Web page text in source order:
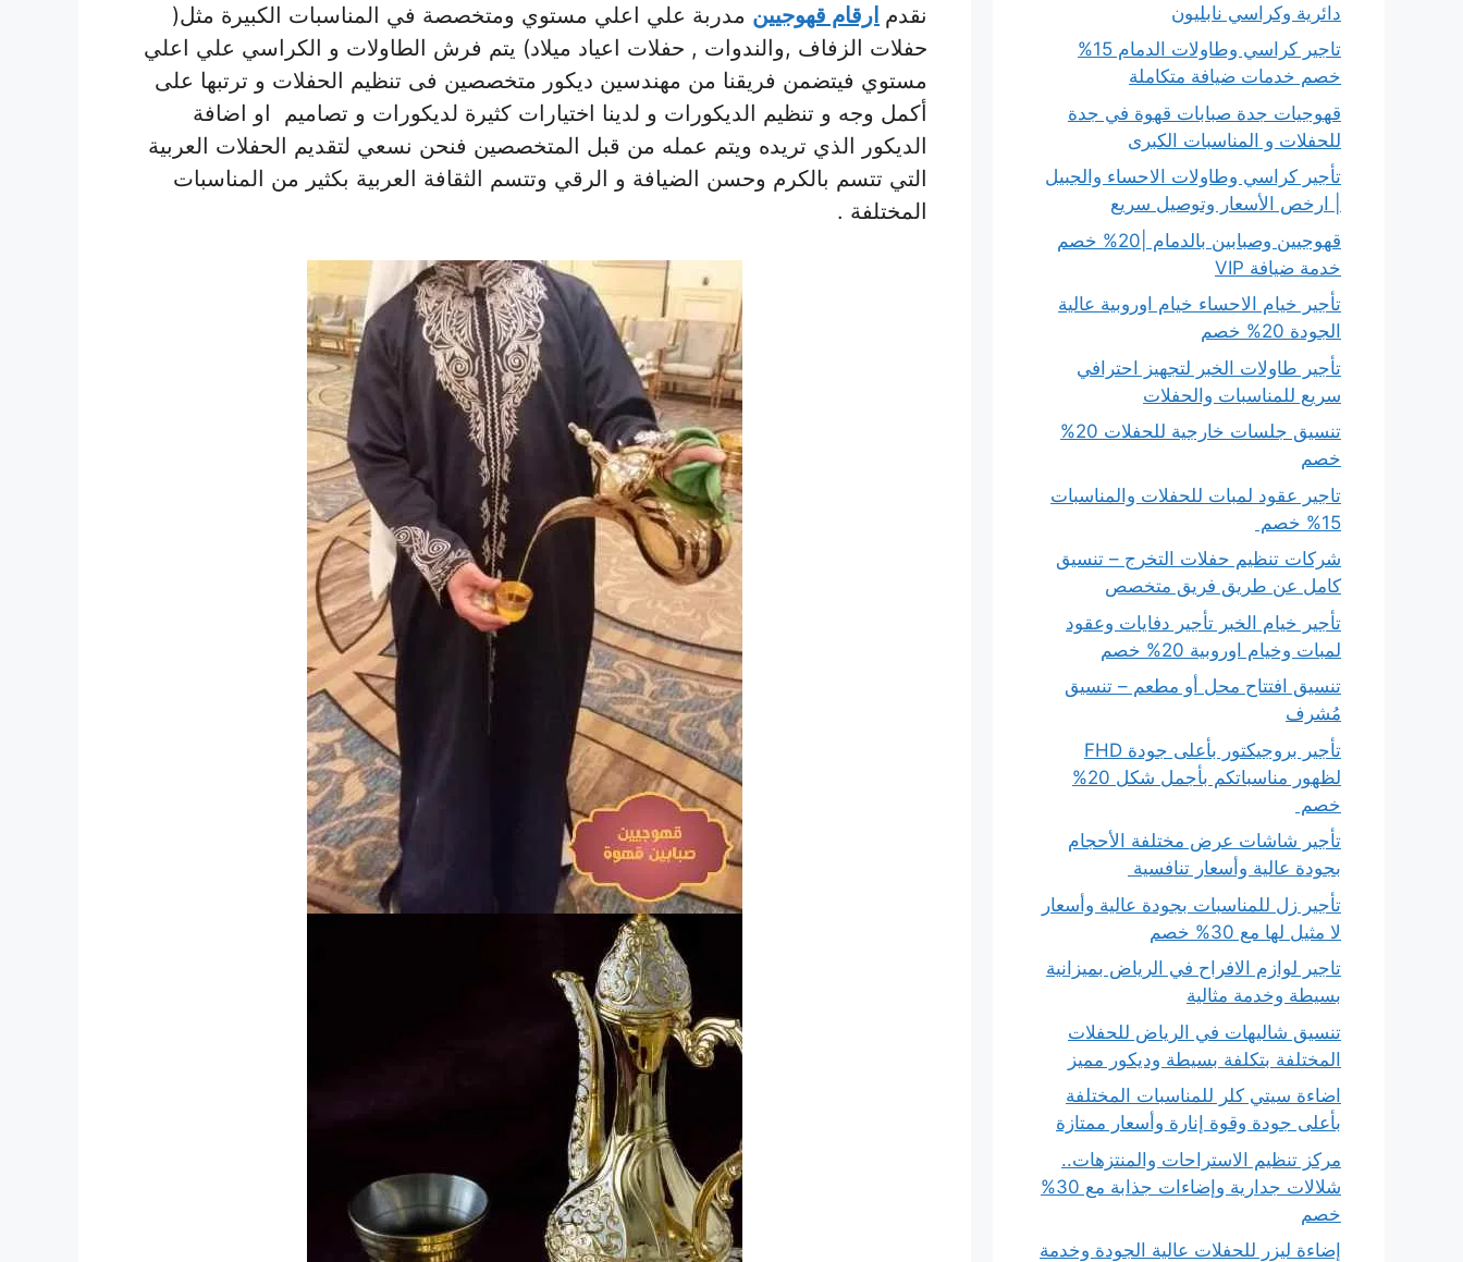
نقدم ارقام قهوجيين مدربة علي اعلي مستوي ومتخصصة في المناسبات الكبيرة مثل(
حفلات الزفاف ,والندوات , حفلات اعياد ميلاد) يتم فرش الطاولات و الكراسي علي اعلي
مستوي فيتضمن فريقنا من مهندسين ديكور متخصصين فى تنظيم الحفلات و ترتبها على
أكمل وجه و تنظيم الديكورات و لدينا اختيارات كثيرة لديكورات و تصاميم او اضافة
الديكور الذي تريده ويتم عمله من قبل المتخصصين فنحن نسعي لتقديم الحفلات العربية
التي تتسم بالكرم وحسن الضيافة و الرقي وتتسم الثقافة العربية بكثير من المناسبات
المختلفة .
دائرية وكراسي نابليون
تاجير كراسي وطاولات الدمام 15%
خصم خدمات ضيافة متكاملة
قهوجيات جدة صبابات قهوة في جدة
للحفلات و المناسبات الكبرى
تأجير كراسي وطاولات الاحساء والجبيل
| ارخص الأسعار وتوصيل سريع
قهوجيين وصبابين بالدمام |20% خصم
خدمة ضيافة VIP
تأجير خيام الاحساء خيام اوروبية عالية
الجودة 20% خصم
تأجير طاولات الخبر لتجهيز احترافي
سريع للمناسبات والحفلات
تنسيق جلسات خارجية للحفلات 20%
خصم
تاجير عقود لمبات للحفلات والمناسبات
15% خصم
شركات تنظيم حفلات التخرج – تنسيق
كامل عن طريق فريق متخصص
تأجير خيام الخبر تأجير دفايات وعقود
لمبات وخيام اوروبية 20% خصم
تنسيق افتتاح محل أو مطعم – تنسيق
مُشرف
تأجير بروجيكتور بأعلى جودة FHD
لظهور مناسباتكم بأجمل شكل 20%
خصم
تأجير شاشات عرض مختلفة الأحجام
بجودة عالية وأسعار تنافسية
تأجير زل للمناسبات بجودة عالية وأسعار
لا مثيل لها مع 30% خصم
تاجير لوازم الافراح في الرياض بميزانية
بسيطة وخدمة مثالية
تنسيق شاليهات في الرياض للحفلات
المختلفة بتكلفة بسيطة وديكور مميز
اضاءة سيتي كلر للمناسبات المختلفة
بأعلى جودة وقوة إنارة وأسعار ممتازة
مركز تنظيم الاستراحات والمنتزهات..
شلالات جدارية وإضاءات جذابة مع 30%
خصم
إضاءة ليزر للحفلات عالية الجودة وخدمة